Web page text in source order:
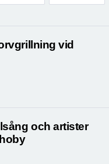
vid
och artister